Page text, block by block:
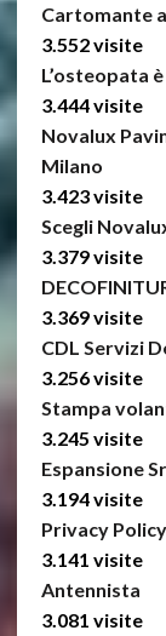
Cartomante
3.552 visite
L’osteopata
3.444 visite
Novalux
Milano
3.423 visite
Scegli
3.379 visite
3.369 visite
CDL Servizi
3.256 visite
Stampa
3.245 visite
Espansione
3.194 visite
Privacy
3.141 visite
Antennista
3.081 visite